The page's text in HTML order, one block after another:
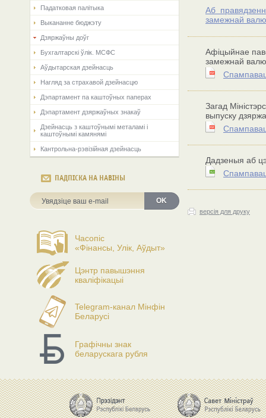
Падатковая палітыка
Выкананне бюджэту
Дзяржаўны доўг
Бухгалтарскі ўлік. МСФС
Аўдытарская дзейнасць
Нагляд за страхавой дзейнасцю
Дэпартамент па каштоўных паперах
Дэпартамент дзяржаўных знакаў
Дзейнасць з каштоўнымі металамі і
каштоўнымі камянямі
Кантрольна-рэвізійная дзейнасць
ПАДПІСКА НА НАВІНЫ
OK
Часопіс
«Фінансы, Улік, Аўдыт»
Цэнтр павышэння
кваліфікацыі
Telegram-канал Мінфін
Беларусі
Графічны знак
беларускага рубля
Аб
замежнай
Афіцыйнае
замежнай
Загад
выпуску
Дадзеныя аб
версія для друку